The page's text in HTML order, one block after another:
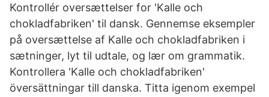
Kontrollér oversættelser for 'Kalle och
chokladfabriken' til dansk. Gennemse eksempler
på oversættelse af Kalle och chokladfabriken i
sætninger, lyt til udtale, og lær om grammatik.
Kontrollera 'Kalle och chokladfabriken'
översättningar till danska. Titta igenom exempel